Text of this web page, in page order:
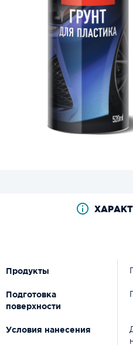
Продукты
Подготовка
поверхности
Условия нанесения